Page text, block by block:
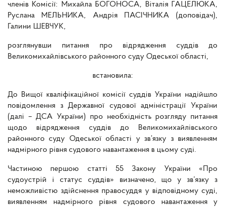
членів Комісії: Михайла БОГОНОСА, Віталія ГАЦЕЛЮКА,
Руслана МЕЛЬНИКА, Андрія ПАСІЧНИКА (доповідач),
Галини ШЕВЧУК,
розглянувши питання про відрядження суддів до
Великомихайлівського районного суду Одеської області,
встановила:
До Вищої кваліфікаційної комісії суддів України надійшло
повідомлення з Державної судової адміністрації України
(далі – ДСА України) про необхідність розгляду питання
щодо відрядження суддів до
Великомихайлівського
районного суду Одеської області у зв’язку з виявленням
надмірного рівня судового навантаження в цьому суді.
Частиною першою статті 55 Закону України «Про
судоустрій і статус суддів» визначено, що у зв’язку з
неможливістю здійснення правосуддя у відповідному суді,
виявленням надмірного рівня судового навантаження у